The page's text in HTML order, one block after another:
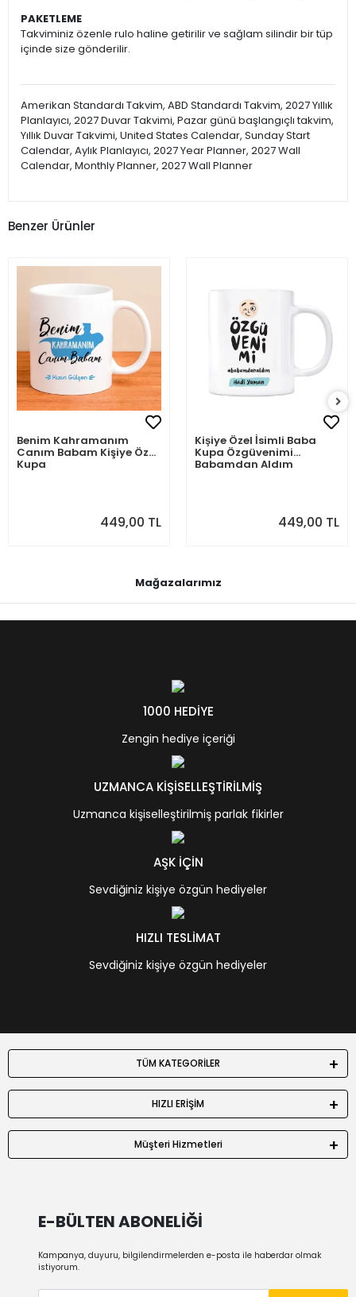
PAKETLEME
Takviminiz özenle rulo haline getirilir ve sağlam silindir bir tüp
içinde size gönderilir.
Amerikan Standardı Takvim, ABD Standardı Takvim, 2027 Yıllık
Planlayıcı, 2027 Duvar Takvimi, Pazar günü başlangıçlı takvim,
Yıllık Duvar Takvimi, United States Calendar, Sunday Start
Calendar, Aylık Planlayıcı, 2027 Year Planner, 2027 Wall
Calendar, Monthly Planner, 2027 Wall Planner
Benzer Ürünler
Benim Kahramanım
Canım Babam Kişiye Özel
Kupa
449,00 TL
Kişiye Özel İsimli Baba
Kupa Özgüvenimi
Babamdan Aldım
449,00 TL
Mağazalarımız
1000 HEDİYE
Zengin hediye içeriği
UZMANCA KİŞİSELLEŞTİRİLMİŞ
Uzmanca kişiselleştirilmiş parlak fikirler
AŞK İÇİN
Sevdiğiniz kişiye özgün hediyeler
HIZLI TESLİMAT
Sevdiğiniz kişiye özgün hediyeler
TÜM KATEGORİLER
HIZLI ERİŞİM
Müşteri Hizmetleri
E-BÜLTEN ABONELİĞİ
Kampanya, duyuru, bilgilendirmelerden e-posta ile haberdar olmak
istiyorum.